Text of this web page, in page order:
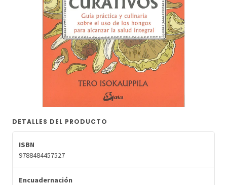
DETALLES DEL PRODUCTO
ISBN
9788484457527
Encuadernación